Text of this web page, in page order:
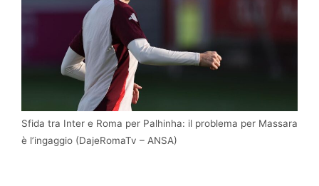
Sfida tra Inter e Roma per Palhinha: il problema per Massara
è l’ingaggio (DajeRomaTv – ANSA)